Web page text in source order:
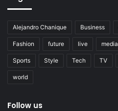
Alejandro Chanique Business
Fashion future live media
Sports Style Tech TV
world
Follow us